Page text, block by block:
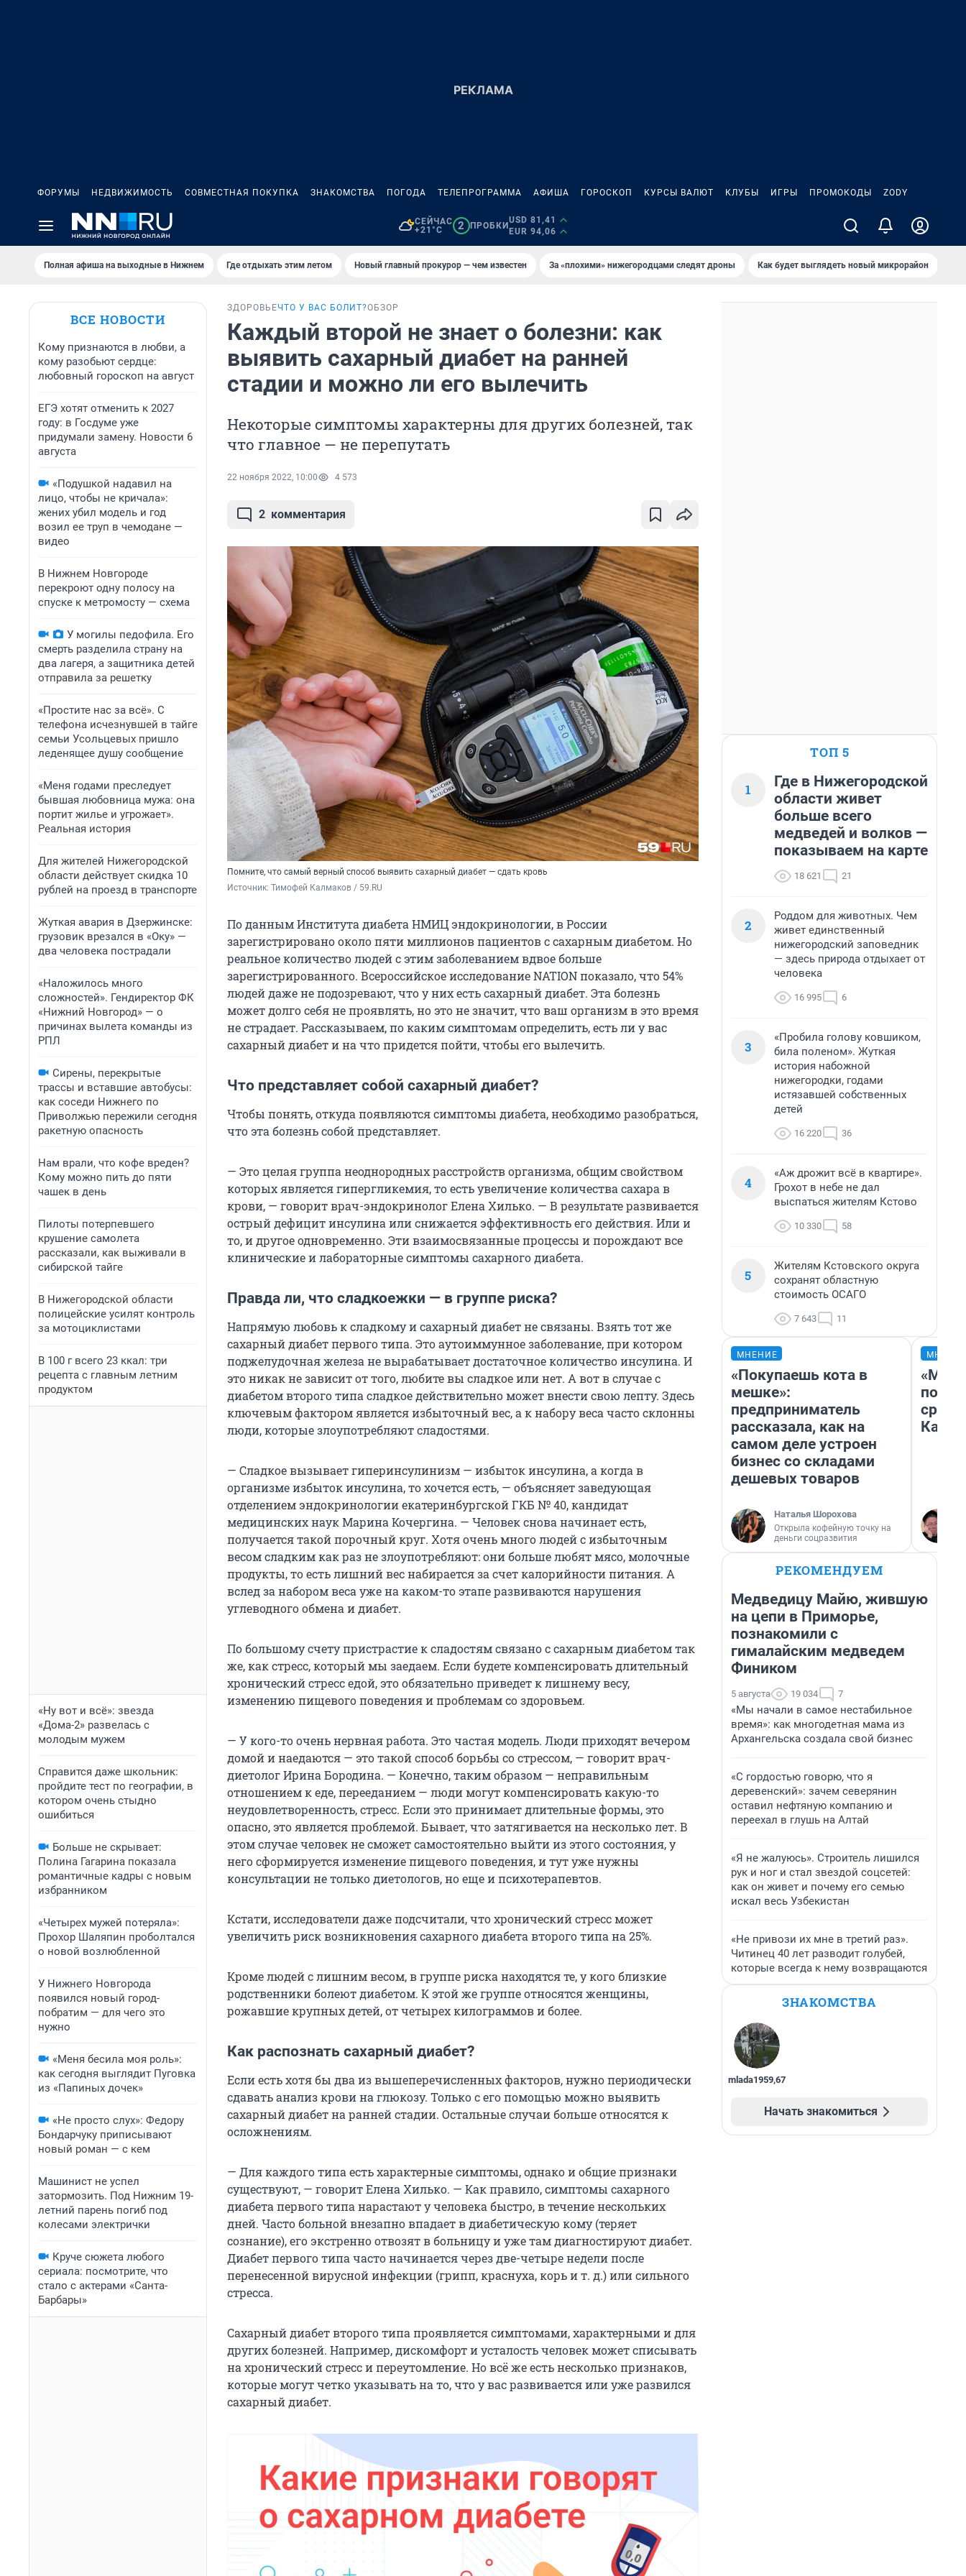
ФОРУМЫ НЕДВИЖИМОСТЬ СОВМЕСТНАЯ ПОКУПКА ЗНАКОМСТВА ПОГОДА ТЕЛЕПРОГРАММА АФИША ГОРОСКОП КУРСЫ ВАЛЮТ КЛУБЫ ИГРЫ ПРОМОКОДЫ ZODY
СЕЙЧАС
+21°C
2 ПРОБКИ
USD 81,41
EUR 94,06
Полная афиша на выходные в Нижнем Где отдыхать этим летом Новый главный прокурор — чем известен За «плохими» нижегородцами следят дроны Как будет выглядеть новый микрорайон
ВСЕ НОВОСТИ
Кому признаются в любви, а
кому разобьют сердце:
любовный гороскоп на август
ЕГЭ хотят отменить к 2027
году: в Госдуме уже
придумали замену. Новости 6
августа
«Подушкой надавил на
лицо, чтобы не кричала»:
жених убил модель и год
возил ее труп в чемодане —
видео
В Нижнем Новгороде
перекроют одну полосу на
спуске к метромосту — схема
У могилы педофила. Его
смерть разделила страну на
два лагеря, а защитника детей
отправила за решетку
«Простите нас за всё». С
телефона исчезнувшей в тайге
семьи Усольцевых пришло
леденящее душу сообщение
«Меня годами преследует
бывшая любовница мужа: она
портит жилье и угрожает».
Реальная история
Для жителей Нижегородской
области действует скидка 10
рублей на проезд в транспорте
Жуткая авария в Дзержинске:
грузовик врезался в «Оку» —
два человека пострадали
«Наложилось много
сложностей». Гендиректор ФК
«Нижний Новгород» — о
причинах вылета команды из
РПЛ
Сирены, перекрытые
трассы и вставшие автобусы:
как соседи Нижнего по
Приволжью пережили сегодня
ракетную опасность
Нам врали, что кофе вреден?
Кому можно пить до пяти
чашек в день
Пилоты потерпевшего
крушение самолета
рассказали, как выживали в
сибирской тайге
В Нижегородской области
полицейские усилят контроль
за мотоциклистами
В 100 г всего 23 ккал: три
рецепта с главным летним
продуктом
«Ну вот и всё»: звезда
«Дома-2» развелась с
молодым мужем
Справится даже школьник:
пройдите тест по географии, в
котором очень стыдно
ошибиться
Больше не скрывает:
Полина Гагарина показала
романтичные кадры с новым
избранником
«Четырех мужей потеряла»:
Прохор Шаляпин проболтался
о новой возлюбленной
У Нижнего Новгорода
появился новый город-
побратим — для чего это
нужно
«Меня бесила моя роль»:
как сегодня выглядит Пуговка
из «Папиных дочек»
«Не просто слух»: Федору
Бондарчуку приписывают
новый роман — с кем
Машинист не успел
затормозить. Под Нижним 19-
летний парень погиб под
колесами электрички
Круче сюжета любого
сериала: посмотрите, что
стало с актерами «Санта-
Барбары»
ЗДОРОВЬЕЧТО У ВАС БОЛИТ?ОБЗОР
Каждый второй не знает о болезни: как
выявить сахарный диабет на ранней
стадии и можно ли его вылечить
Некоторые симптомы характерны для других болезней, так
что главное — не перепутать
22 ноября 2022, 10:00 4 573
2 комментария
Помните, что самый верный способ выявить сахарный диабет — сдать кровь
Источник: Тимофей Калмаков / 59.RU
По данным Института диабета НМИЦ эндокринологии, в России
зарегистрировано около пяти миллионов пациентов с сахарным диабетом. Но
реальное количество людей с этим заболеванием вдвое больше
зарегистрированного. Всероссийское исследование NATION показало, что 54%
людей даже не подозревают, что у них есть сахарный диабет. Эта болезнь
может долго себя не проявлять, но это не значит, что ваш организм в это время
не страдает. Рассказываем, по каким симптомам определить, есть ли у вас
сахарный диабет и на что придется пойти, чтобы его вылечить.
Что представляет собой сахарный диабет?
Чтобы понять, откуда появляются симптомы диабета, необходимо разобраться,
что эта болезнь собой представляет.
— Это целая группа неоднородных расстройств организма, общим свойством
которых является гипергликемия, то есть увеличение количества сахара в
крови, — говорит врач-эндокринолог Елена Хилько. — В результате развивается
острый дефицит инсулина или снижается эффективность его действия. Или и
то, и другое одновременно. Эти взаимосвязанные процессы и порождают все
клинические и лабораторные симптомы сахарного диабета.
Правда ли, что сладкоежки — в группе риска?
Напрямую любовь к сладкому и сахарный диабет не связаны. Взять тот же
сахарный диабет первого типа. Это аутоиммунное заболевание, при котором
поджелудочная железа не вырабатывает достаточное количество инсулина. И
это никак не зависит от того, любите вы сладкое или нет. А вот в случае с
диабетом второго типа сладкое действительно может внести свою лепту. Здесь
ключевым фактором является избыточный вес, а к набору веса часто склонны
люди, которые злоупотребляют сладостями.
— Сладкое вызывает гиперинсулинизм — избыток инсулина, а когда в
организме избыток инсулина, то хочется есть, — объясняет заведующая
отделением эндокринологии екатеринбургской ГКБ № 40, кандидат
медицинских наук Марина Кочергина. — Человек снова начинает есть,
получается такой порочный круг. Хотя очень много людей с избыточным
весом сладким как раз не злоупотребляют: они больше любят мясо, молочные
продукты, то есть лишний вес набирается за счет калорийности питания. А
вслед за набором веса уже на каком-то этапе развиваются нарушения
углеводного обмена и диабет.
По большому счету пристрастие к сладостям связано с сахарным диабетом так
же, как стресс, который мы заедаем. Если будете компенсировать длительный
хронический стресс едой, это обязательно приведет к лишнему весу,
изменению пищевого поведения и проблемам со здоровьем.
— У кого-то очень нервная работа. Это частая модель. Люди приходят вечером
домой и наедаются — это такой способ борьбы со стрессом, — говорит врач-
диетолог Ирина Бородина. — Конечно, таким образом — неправильным
отношением к еде, перееданием — люди могут компенсировать какую-то
неудовлетворенность, стресс. Если это принимает длительные формы, это
опасно, это является проблемой. Бывает, что затягивается на несколько лет. В
этом случае человек не сможет самостоятельно выйти из этого состояния, у
него сформируется изменение пищевого поведения, и тут уже нужны
консультации не только диетологов, но еще и психотерапевтов.
Кстати, исследователи даже подсчитали, что хронический стресс может
увеличить риск возникновения сахарного диабета второго типа на 25%.
Кроме людей с лишним весом, в группе риска находятся те, у кого близкие
родственники болеют диабетом. К этой же группе относятся женщины,
рожавшие крупных детей, от четырех килограммов и более.
Как распознать сахарный диабет?
Если есть хотя бы два из вышеперечисленных факторов, нужно периодически
сдавать анализ крови на глюкозу. Только с его помощью можно выявить
сахарный диабет на ранней стадии. Остальные случаи больше относятся к
осложнениям.
— Для каждого типа есть характерные симптомы, однако и общие признаки
существуют, — говорит Елена Хилько. — Как правило, симптомы сахарного
диабета первого типа нарастают у человека быстро, в течение нескольких
дней. Часто больной внезапно впадает в диабетическую кому (теряет
сознание), его экстренно отвозят в больницу и уже там диагностируют диабет.
Диабет первого типа часто начинается через две-четыре недели после
перенесенной вирусной инфекции (грипп, краснуха, корь и т. д.) или сильного
стресса.
Сахарный диабет второго типа проявляется симптомами, характерными и для
других болезней. Например, дискомфорт и усталость человек может списывать
на хронический стресс и переутомление. Но всё же есть несколько признаков,
которые могут четко указывать на то, что у вас развивается или уже развился
сахарный диабет.
ТОП 5
1
Где в Нижегородской
области живет
больше всего
медведей и волков —
показываем на карте
18 621 21
2
Роддом для животных. Чем
живет единственный
нижегородский заповедник
— здесь природа отдыхает от
человека
16 995 6
3
«Пробила голову ковшиком,
била поленом». Жуткая
история набожной
нижегородки, годами
истязавшей собственных
детей
16 220 36
4
«Аж дрожит всё в квартире».
Грохот в небе не дал
выспаться жителям Кстово
10 330 58
5
Жителям Кстовского округа
сохранят областную
стоимость ОСАГО
7 643 11
МНЕНИЕ
«Покупаешь кота в
мешке»:
предприниматель
рассказала, как на
самом деле устроен
бизнес со складами
дешевых товаров
Наталья Шорохова
Открыла кофейную точку на
деньги соцразвития
РЕКОМЕНДУЕМ
Медведицу Майю, жившую
на цепи в Приморье,
познакомили с
гималайским медведем
Фиником
5 августа 19 034 7
«Мы начали в самое нестабильное
время»: как многодетная мама из
Архангельска создала свой бизнес
«С гордостью говорю, что я
деревенский»: зачем северянин
оставил нефтяную компанию и
переехал в глушь на Алтай
«Я не жалуюсь». Строитель лишился
рук и ног и стал звездой соцсетей:
как он живет и почему его семью
искал весь Узбекистан
«Не привози их мне в третий раз».
Читинец 40 лет разводит голубей,
которые всегда к нему возвращаются
ЗНАКОМСТВА
mlada1959,67
Начать знакомиться